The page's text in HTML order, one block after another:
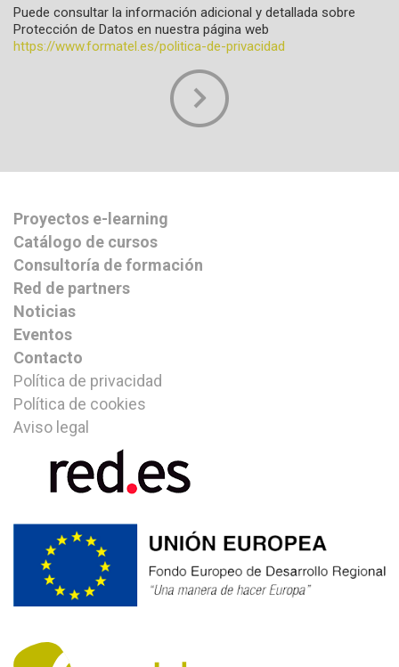
Puede consultar la información adicional y detallada sobre
Protección de Datos en nuestra página web
https://www.formatel.es/politica-de-privacidad
Proyectos e-learning
Catálogo de cursos
Consultoría de formación
Red de partners
Noticias
Eventos
Contacto
Política de privacidad
Política de cookies
Aviso legal